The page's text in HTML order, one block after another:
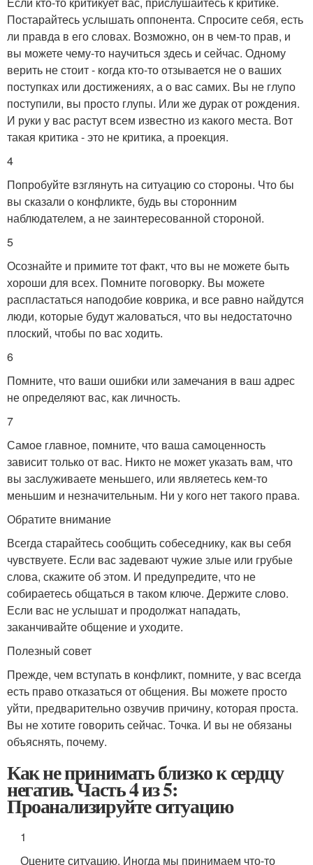
Постарайтесь услышать оппонента. Спросите себя, есть
ли правда в его словах. Возможно, он в чем-то прав, и
вы можете чему-то научиться здесь и сейчас. Одному
верить не стоит - когда кто-то отзывается не о ваших
поступках или достижениях, а о вас самих. Вы не глупо
поступили, вы просто глупы. Или же дурак от рождения.
И руки у вас растут всем известно из какого места. Вот
такая критика - это не критика, а проекция.
4
Попробуйте взглянуть на ситуацию со стороны. Что бы
вы сказали о конфликте, будь вы сторонним
наблюдателем, а не заинтересованной стороной.
5
Осознайте и примите тот факт, что вы не можете быть
хороши для всех. Помните поговорку. Вы можете
распластаться наподобие коврика, и все равно найдутся
люди, которые будут жаловаться, что вы недостаточно
плоский, чтобы по вас ходить.
6
Помните, что ваши ошибки или замечания в ваш адрес
не определяют вас, как личность.
7
Самое главное, помните, что ваша самоценность
зависит только от вас. Никто не может указать вам, что
вы заслуживаете меньшего, или являетесь кем-то
меньшим и незначительным. Ни у кого нет такого права.
Обратите внимание
Всегда старайтесь сообщить собеседнику, как вы себя
чувствуете. Если вас задевают чужие злые или грубые
слова, скажите об этом. И предупредите, что не
собираетесь общаться в таком ключе. Держите слово.
Если вас не услышат и продолжат нападать,
заканчивайте общение и уходите.
Полезный совет
Прежде, чем вступать в конфликт, помните, у вас всегда
есть право отказаться от общения. Вы можете просто
уйти, предварительно озвучив причину, которая проста.
Вы не хотите говорить сейчас. Точка. И вы не обязаны
объяснять, почему.
Как не принимать близко к сердцу
негатив. Часть 4 из 5:
Проанализируйте ситуацию
1
Оцените ситуацию. Иногда мы принимаем что-то